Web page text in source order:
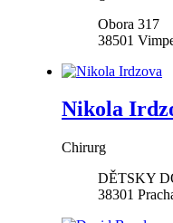
Obora 317
38501
Nikola
Chirurg
DĚTSKY
38301